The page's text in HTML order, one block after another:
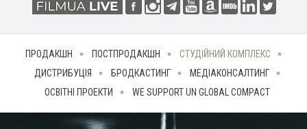
ПРОДАКШН ПОСТПРОДАКШН
СТУДІЙНИЙ КОМПЛЕКС
ДИСТРИБУЦІЯ
БРОДКАСТИНГ
МЕДІАКОНСАЛТИНГ
ОСВІТНІ ПРОЕКТИ
WE SUPPORT UN GLOBAL COMPACT